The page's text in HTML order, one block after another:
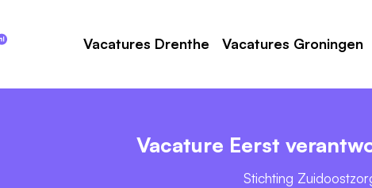
Vacatures Drenthe Vacatures Groningen
Vacature Eerst
Stichting